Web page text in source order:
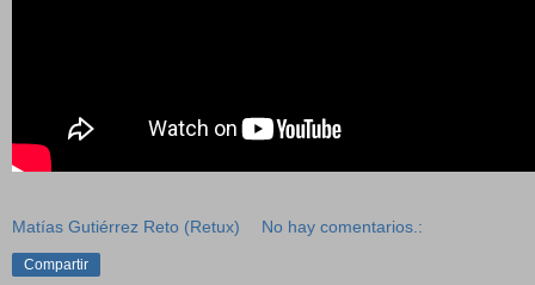
Matías Gutiérrez Reto (Retux) No hay comentarios.:
Compartir